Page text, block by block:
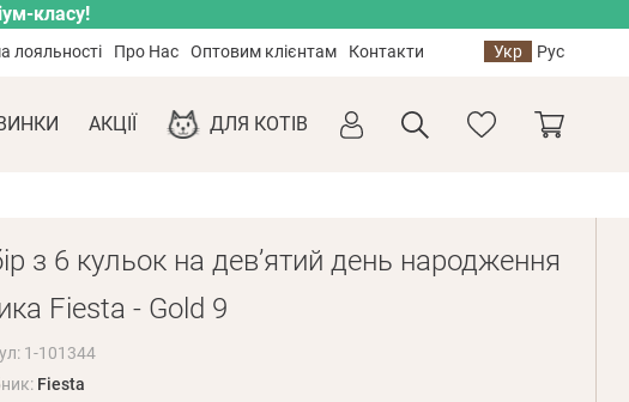
класу!
лояльності Про Нас Оптовим клієнтам Контакти Укр Рус
АКЦІЇ ДЛЯ КОТІВ
з 6 кульок на девʼятий день народження
Fiesta - Gold 9
1-101344
Fiesta